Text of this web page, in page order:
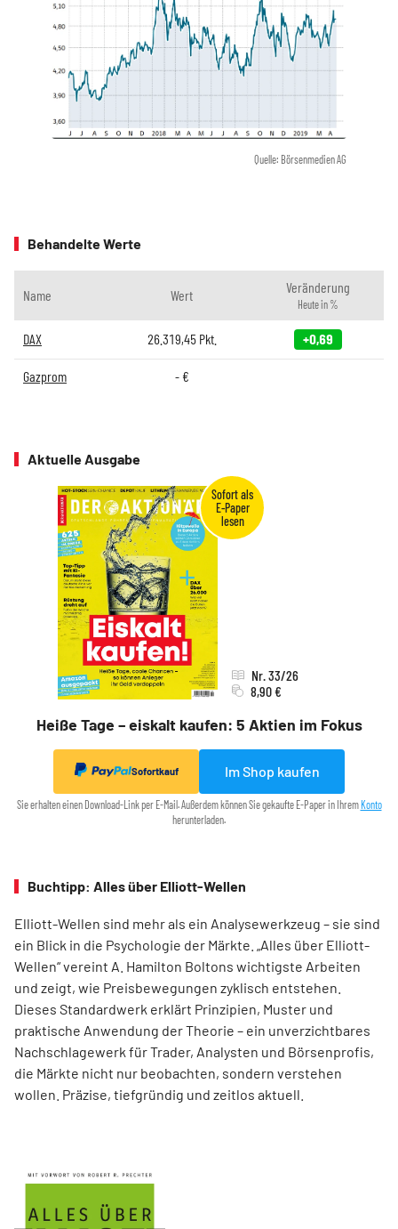
Quelle: Börsenmedien AG
Behandelte Werte
Name Wert Veränderung
Heute in %
DAX 26.319,45Pkt. +0,69
Gazprom -€
Aktuelle Ausgabe
Heiße Tage – eiskalt kaufen: 5 Aktien im Fokus
Nr. 33/26
8,90 €
Sofortkauf Im Shop kaufen
Sie erhalten einen Download-Link per E-Mail. Außerdem können Sie gekaufte E-Paper in IhremKonto
herunterladen.
Buchtipp: Alles über Elliott-Wellen
Elliott-Wellen sind mehr als ein Analysewerkzeug – sie sind
ein Blick in die Psychologie der Märkte. „Alles über Elliott-
Wellen“ vereint A. Hamilton Boltons wichtigste Arbeiten
und zeigt, wie Preisbewegungen zyklisch entstehen.
Dieses Standardwerk erklärt Prinzipien, Muster und
praktische Anwendung der Theorie – ein unverzichtbares
Nachschlagewerk für Trader, Analysten und Börsenprofis,
die Märkte nicht nur beobachten, sondern verstehen
wollen. Präzise, tiefgründig und zeitlos aktuell.